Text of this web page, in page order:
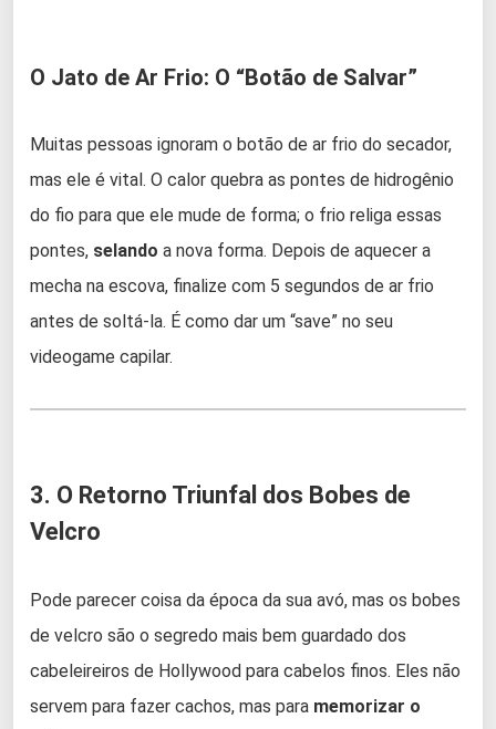
O Jato de Ar Frio: O “Botão de Salvar”
Muitas pessoas ignoram o botão de ar frio do secador,
mas ele é vital. O calor quebra as pontes de hidrogênio
do fio para que ele mude de forma; o frio religa essas
pontes, selando a nova forma. Depois de aquecer a
mecha na escova, finalize com 5 segundos de ar frio
antes de soltá-la. É como dar um “save” no seu
videogame capilar.
3. O Retorno Triunfal dos Bobes de
Velcro
Pode parecer coisa da época da sua avó, mas os bobes
de velcro são o segredo mais bem guardado dos
cabeleireiros de Hollywood para cabelos finos. Eles não
servem para fazer cachos, mas para memorizar o